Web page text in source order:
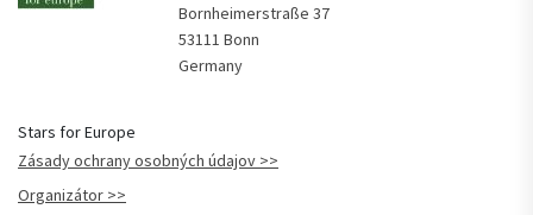
Bornheimerstraße 37
53111 Bonn
Germany
Stars for Europe
Zásady ochrany osobných údajov
Organizátor